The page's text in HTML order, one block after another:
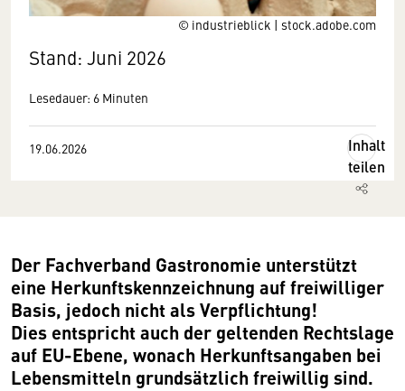
© industrieblick | stock.adobe.com
Stand: Juni 2026
Lesedauer: 6 Minuten
19.06.2026
Inhalt
teilen
Der Fachverband Gastronomie unterstützt
eine Herkunftskennzeichnung auf freiwilliger
Basis, jedoch nicht als Verpflichtung!
Dies entspricht auch der geltenden Rechtslage
auf EU-Ebene, wonach Herkunftsangaben bei
Lebensmitteln grundsätzlich freiwillig sind.